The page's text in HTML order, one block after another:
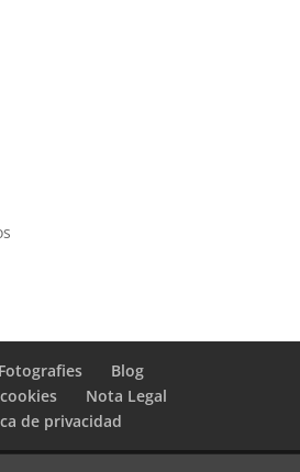
Fotografies
Blog
Nota Legal
de privacidad